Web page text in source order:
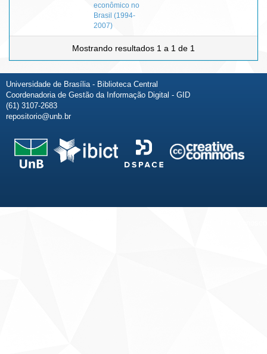
econômico no
Brasil (1994-
2007)
Mostrando resultados 1 a 1 de 1
Universidade de Brasília - Biblioteca Central
Coordenadoria de Gestão da Informação Digital - GID
(61) 3107-2683
repositorio@unb.br